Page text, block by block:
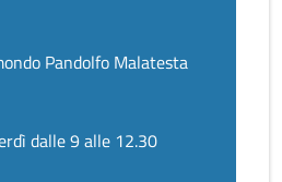
Pandolfo Malatesta
dalle 9 alle 12.30